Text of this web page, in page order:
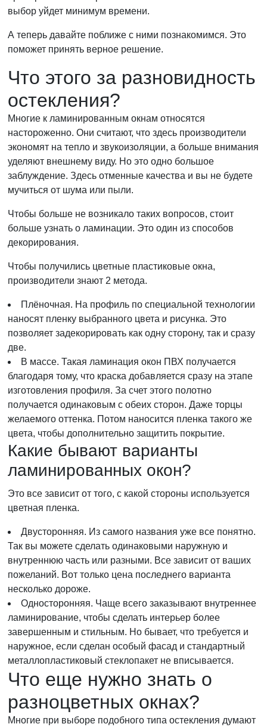
выбор уйдет минимум времени.
А теперь давайте поближе с ними познакомимся. Это
поможет принять верное решение.
Что этого за разновидность
остекления?
Многие к ламинированным окнам относятся
настороженно. Они считают, что здесь производители
экономят на тепло и звукоизоляции, а больше внимания
уделяют внешнему виду. Но это одно большое
заблуждение. Здесь отменные качества и вы не будете
мучиться от шума или пыли.
Чтобы больше не возникало таких вопросов, стоит
больше узнать о ламинации. Это один из способов
декорирования.
Чтобы получились цветные пластиковые окна,
производители знают 2 метода.
Плёночная. На профиль по специальной технологии
наносят пленку выбранного цвета и рисунка. Это
позволяет задекорировать как одну сторону, так и сразу
две.
В массе. Такая ламинация окон ПВХ получается
благодаря тому, что краска добавляется сразу на этапе
изготовления профиля. За счет этого полотно
получается одинаковым с обеих сторон. Даже торцы
желаемого оттенка. Потом наносится пленка такого же
цвета, чтобы дополнительно защитить покрытие.
Какие бывают варианты
ламинированных окон?
Это все зависит от того, с какой стороны используется
цветная пленка.
Двусторонняя. Из самого названия уже все понятно.
Так вы можете сделать одинаковыми наружную и
внутреннюю часть или разными. Все зависит от ваших
пожеланий. Вот только цена последнего варианта
несколько дороже.
Односторонняя. Чаще всего заказывают внутреннее
ламинирование, чтобы сделать интерьер более
завершенным и стильным. Но бывает, что требуется и
наружное, если сделан особый фасад и стандартный
металлопластиковый стеклопакет не вписывается.
Что еще нужно знать о
разноцветных окнах?
Многие при выборе подобного типа остекления думают